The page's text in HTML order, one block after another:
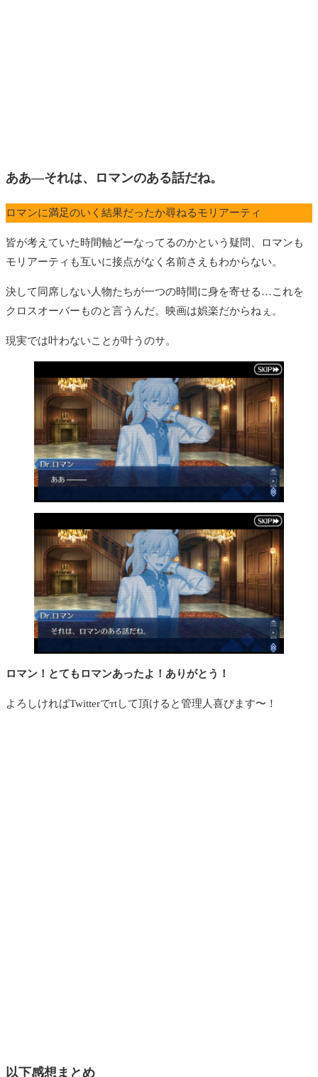
ああ—それは、ロマンのある話だね。
ロマンに満足のいく結果だったか尋ねるモリアーティ
皆が考えていた時間軸どーなってるのかという疑問、ロマンも
モリアーティも互いに接点がなく名前さえもわからない。
決して同席しない人物たちが一つの時間に身を寄せる…これを
クロスオーバーものと言うんだ。映画は娯楽だからねぇ。
現実では叶わないことが叶うのサ。
ロマン！とてもロマンあったよ！ありがとう！
よろしければTwitterでrtして頂けると管理人喜びます〜！
以下感想まとめ